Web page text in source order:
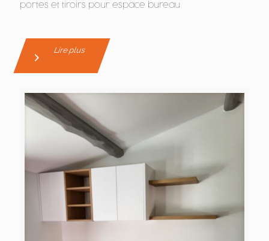
portes et tiroirs pour espace bureau
Lire plus